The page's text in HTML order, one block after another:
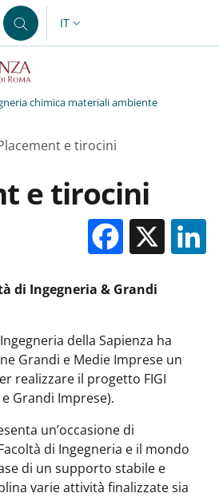
SELETTORE LINGUA:
IT
chimica materiali ambiente
e tirocini
e tirocini
X
di Ingegneria & Grandi
della Sapienza ha
Grandi e Medie Imprese un
realizzare il progetto FIGI
Grandi Imprese).
un’occasione di
di Ingegneria e il mondo
di un supporto stabile e
varie attività finalizzate sia